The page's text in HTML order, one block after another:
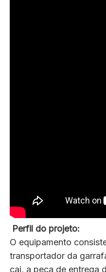
Perfil do projeto:
O equipamento
transportador da
cai, a peça de entrega